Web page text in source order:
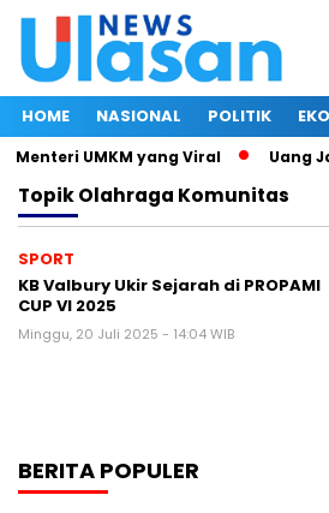
HOME NASIONAL POLITIK
UMKM yang Viral Uang
TopikOlahraga Komunitas
SPORT
KB Valbury Ukir Sejarah di PROPAMI
CUP VI 2025
Minggu, 20 Juli 2025 - 14:04 WIB
BERITA POPULER